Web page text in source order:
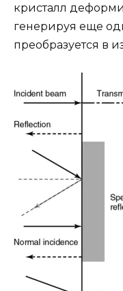
кристалл
генерируя еще
преобразуется в